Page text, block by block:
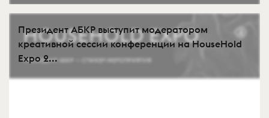
Президент АБКР выступит модератором
креативной сессии конференции на HouseHold
Expo 2...